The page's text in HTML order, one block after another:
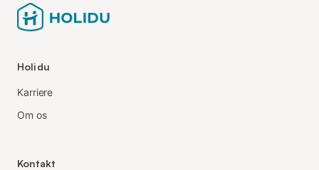
Holidu
Karriere
Om os
Kontakt